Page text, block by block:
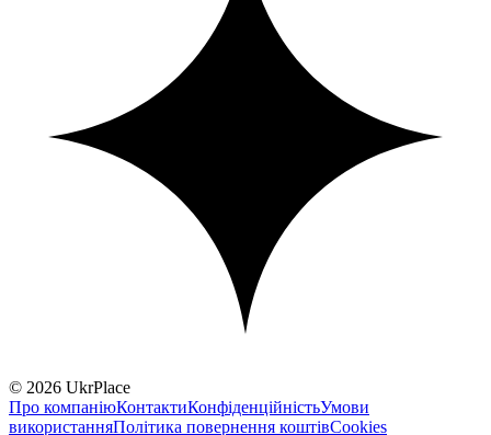
© 2026 UkrPlace
Про компаніюКонтактиКонфіденційністьУмови
використанняПолітика повернення коштівCookies